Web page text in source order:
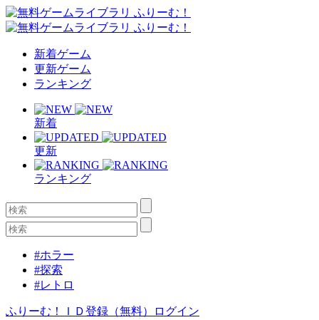
新着ゲーム
更新ゲーム
ランキング
新着
更新
ランキング
#ホラー
#探索
#レトロ
ふりーむ！ＩＤ登録（無料） ログイン